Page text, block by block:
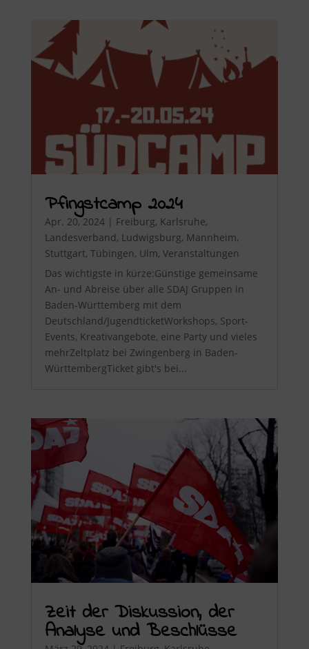
Pfingstcamp 2024
Apr. 20, 2024| Freiburg, Karlsruhe,
Landesverband, Ludwigsburg, Mannheim,
Stuttgart, Tübingen, Ulm, Veranstaltungen
Das wichtigste in kürze:Günstige gemeinsame
An- und Abreise über alle SDAJ Gruppen in
Baden-Württemberg mit dem
Deutschland/JugendticketWorkshops, Sport-
Events, Kreativangebote, eine Party und vieles
mehrZeltplatz bei Zwingenberg in Baden-
WürttembergTicket gibt's bei...
Zeit der Diskussion, der
Analyse und Beschlüsse